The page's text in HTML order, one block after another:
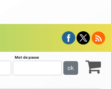
Mot de passe
ok